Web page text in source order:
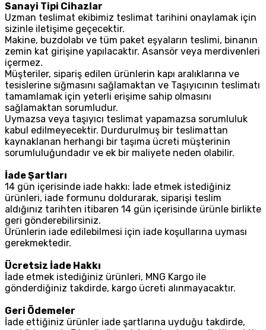
Sanayi Tipi Cihazlar
Uzman teslimat ekibimiz teslimat tarihini onaylamak için
sizinle iletişime geçecektir.
Makine, buzdolabı ve tüm paket eşyaların teslimi, binanın
zemin kat girişine yapılacaktır. Asansör veya merdivenleri
içermez.
Müşteriler, sipariş edilen ürünlerin kapı aralıklarına ve
tesislerine sığmasını sağlamaktan ve Taşıyıcının teslimatı
tamamlamak için yeterli erişime sahip olmasını
sağlamaktan sorumludur.
Uymazsa veya taşıyıcı teslimat yapamazsa sorumluluk
kabul edilmeyecektir. Durdurulmuş bir teslimattan
kaynaklanan herhangi bir taşıma ücreti müşterinin
sorumluluğundadır ve ek bir maliyete neden olabilir.
İade Şartları
14 gün içerisinde iade hakkı: İade etmek istediğiniz
ürünleri, iade formunu doldurarak, siparişi teslim
aldığınız tarihten itibaren 14 gün içerisinde ürünle birlikte
geri gönderebilirsiniz.
Ürünlerin iade edilebilmesi için iade koşullarına uyması
gerekmektedir.
Ücretsiz İade Hakkı
İade etmek istediğiniz ürünleri, MNG Kargo ile
gönderdiğiniz takdirde, kargo ücreti alınmayacaktır.
Geri Ödemeler
İade ettiğiniz ürünler iade şartlarına uyduğu takdirde,